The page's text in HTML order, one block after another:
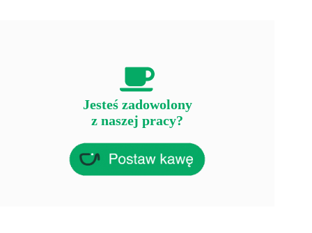
Jesteś zadowolony
z naszej pracy?